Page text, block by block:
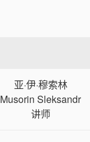
亚·伊·穆索林
Musorin Sleksandr
讲师